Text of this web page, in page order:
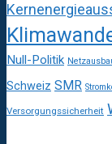
Null-Politik
Schweiz SMR
Versorgungssicherheit